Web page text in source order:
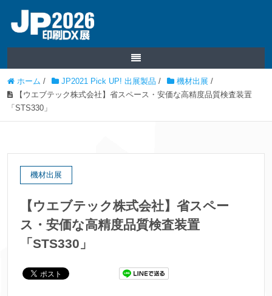
ホーム / JP2021 Pick UP! 出展製品 / 機材出展 /
【ウエブテック株式会社】省スペース・安価な高精度品質検査装置
「STS330」
機材出展
【ウエブテック株式会社】省スペー
ス・安価な高精度品質検査装置
「STS330」